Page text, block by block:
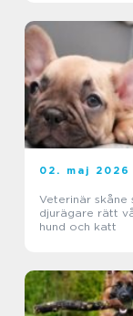
02. maj 2026
Veterinär skåne så hittar
djurägare rätt
hund och katt